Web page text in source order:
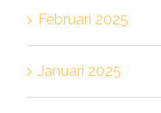
Februari 2025
Januari 2025